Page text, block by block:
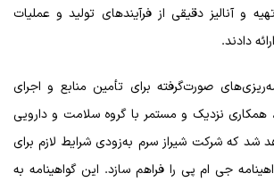
و آنالیز دقیقی از فرآیندهای تولید و عملیات
دادند.
صورت‌گرفته برای تأمین منابع و اجرای
همکاری نزدیک و مستمر با گروه سلامت و دارویی
شد که شرکت شیراز سرم به‌زودی شرایط لازم برای
جی ام پی را فراهم سازد. این گواهینامه به